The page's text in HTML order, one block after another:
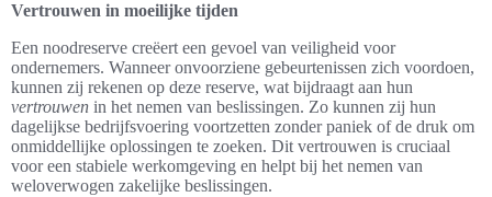
Vertrouwen in moeilijke tijden
Een noodreserve creëert een gevoel van veiligheid voor
ondernemers. Wanneer onvoorziene gebeurtenissen zich voordoen,
kunnen zij rekenen op deze reserve, wat bijdraagt aan hun
vertrouwen in het nemen van beslissingen. Zo kunnen zij hun
dagelijkse bedrijfsvoering voortzetten zonder paniek of de druk om
onmiddellijke oplossingen te zoeken. Dit vertrouwen is cruciaal
voor een stabiele werkomgeving en helpt bij het nemen van
weloverwogen zakelijke beslissingen.